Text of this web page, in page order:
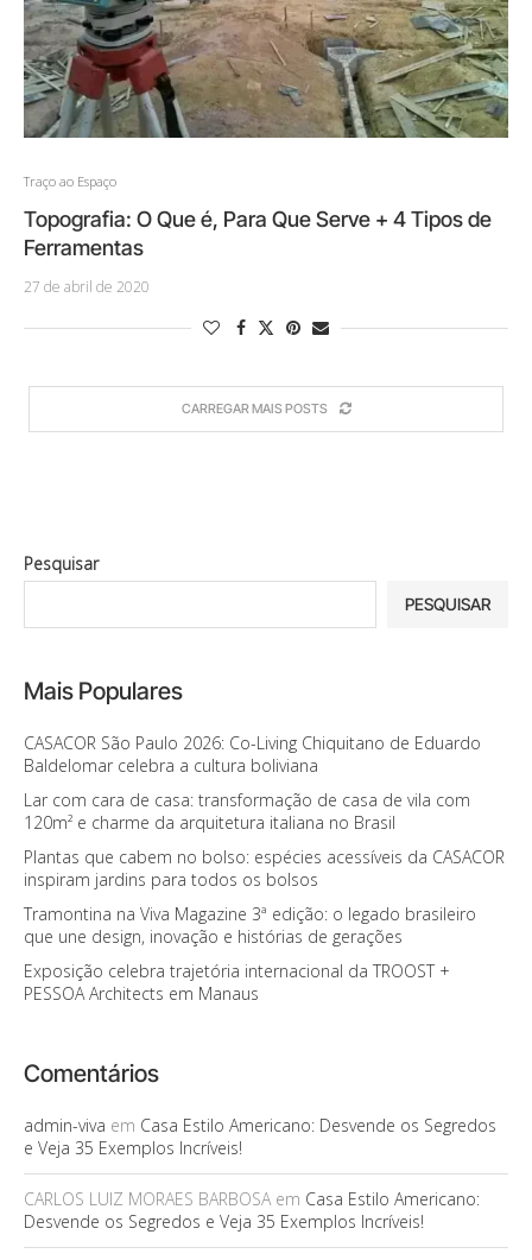
Traço ao Espaço
Topografia: O Que é, Para Que Serve + 4 Tipos de
Ferramentas
27 de abril de 2020
CARREGAR MAIS POSTS
Pesquisar
PESQUISAR
Mais Populares
CASACOR São Paulo 2026: Co-Living Chiquitano de Eduardo
Baldelomar celebra a cultura boliviana
Lar com cara de casa: transformação de casa de vila com
120m² e charme da arquitetura italiana no Brasil
Plantas que cabem no bolso: espécies acessíveis da CASACOR
inspiram jardins para todos os bolsos
Tramontina na Viva Magazine 3ª edição: o legado brasileiro
que une design, inovação e histórias de gerações
Exposição celebra trajetória internacional da TROOST +
PESSOA Architects em Manaus
Comentários
admin-viva em Casa Estilo Americano: Desvende os Segredos
e Veja 35 Exemplos Incríveis!
CARLOS LUIZ MORAES BARBOSAem Casa Estilo Americano:
Desvende os Segredos e Veja 35 Exemplos Incríveis!